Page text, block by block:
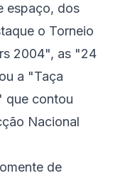
espaço, dos
o Torneio
2004", as "24
a "Taça
que contou
Nacional
de